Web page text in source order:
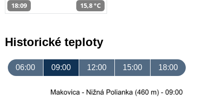
18:09 15,8 °C
Historické teploty
06:00 09:00 12:00 15:00 18:00